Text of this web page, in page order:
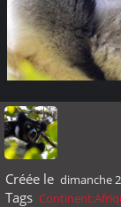
Créée le dimanche
Tags